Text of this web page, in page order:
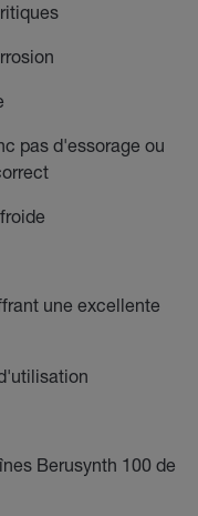
pas d'essorage ou
une excellente
Berusynth 100 de